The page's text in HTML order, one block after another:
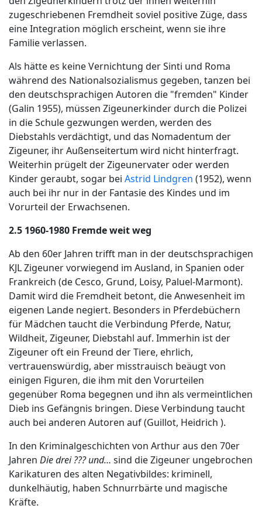
zugeschriebenen Fremdheit soviel positive Züge, dass
eine Integration möglich erscheint, wenn sie ihre
Familie verlassen.
Als hätte es keine Vernichtung der Sinti und Roma
während des Nationalsozialismus gegeben, tanzen bei
den deutschsprachigen Autoren die "fremden" Kinder
(Galin 1955), müssen Zigeunerkinder durch die Polizei
in die Schule gezwungen werden, werden des
Diebstahls verdächtigt, und das Nomadentum der
Zigeuner, ihr Außenseitertum wird nicht hinterfragt.
Weiterhin prügelt der Zigeunervater oder werden
Kinder geraubt, sogar bei Astrid Lindgren (1952), wenn
auch bei ihr nur in der Fantasie des Kindes und im
Vorurteil der Erwachsenen.
2.5 1960-1980 Fremde weit weg
Ab den 60er Jahren trifft man in der deutschsprachigen
KJL Zigeuner vorwiegend im Ausland, in Spanien oder
Frankreich (de Cesco, Grund, Loisy, Paluel-Marmont).
Damit wird die Fremdheit betont, die Anwesenheit im
eigenen Lande negiert. Besonders in Pferdebüchern
für Mädchen taucht die Verbindung Pferde, Natur,
Wildheit, Zigeuner, Diebstahl auf. Immerhin ist der
Zigeuner oft ein Freund der Tiere, ehrlich,
vertrauenswürdig, aber misstrauisch beäugt von
einigen Figuren, die ihm mit den Vorurteilen
gegenüber Roma begegnen und ihn als vermeintlichen
Dieb ins Gefängnis bringen. Diese Verbindung taucht
auch bei anderen Autoren auf (Guillot, Heidrich ).
In den Kriminalgeschichten von Arthur aus den 70er
Jahren Die drei ??? und… sind die Zigeuner ungebrochen
Karikaturen des alten Negativbildes: kriminell,
dunkelhäutig, haben Schnurrbärte und magische
Kräfte.